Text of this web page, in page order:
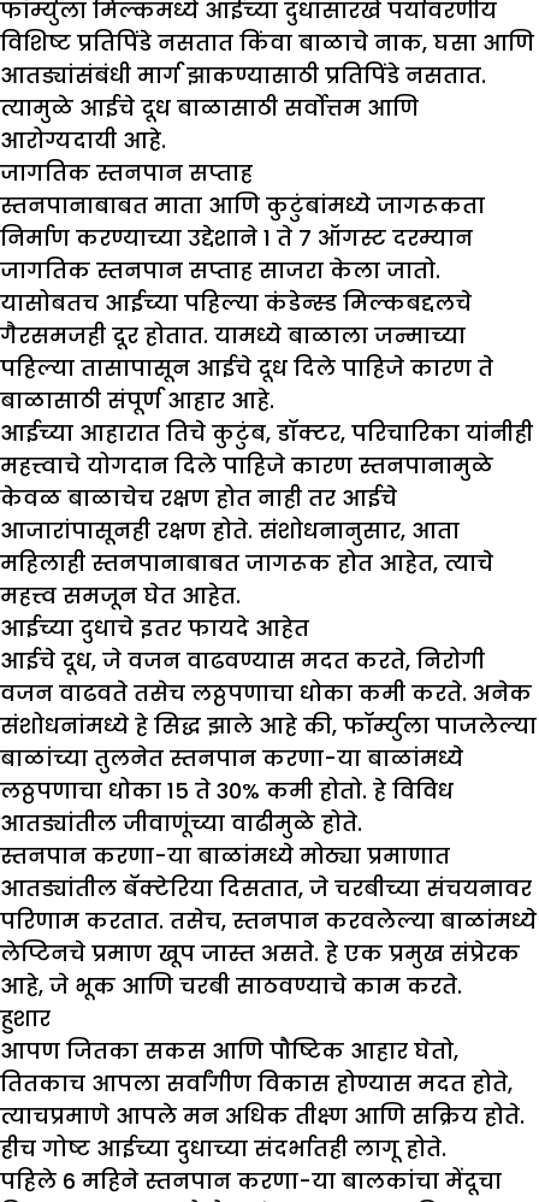
फॉर्म्युला मिल्कमध्ये आईच्या दुधासारखे पर्यावरणीय
विशिष्ट प्रतिपिंडे नसतात किंवा बाळाचे नाक, घसा आणि
आतड्यांसंबंधी मार्ग झाकण्यासाठी प्रतिपिंडे नसतात.
त्यामुळे आईचे दूध बाळासाठी सर्वोत्तम आणि
आरोग्यदायी आहे.
जागतिक स्तनपान सप्ताह
स्तनपानाबाबत माता आणि कुटुंबांमध्ये जागरूकता
निर्माण करण्याच्या उद्देशाने 1 ते 7 ऑगस्ट दरम्यान
जागतिक स्तनपान सप्ताह साजरा केला जातो.
यासोबतच आईच्या पहिल्या कंडेन्स्ड मिल्कबद्दलचे
गैरसमजही दूर होतात. यामध्ये बाळाला जन्माच्या
पहिल्या तासापासून आईचे दूध दिले पाहिजे कारण ते
बाळासाठी संपूर्ण आहार आहे.
आईच्या आहारात तिचे कुटुंब, डॉक्टर, परिचारिका यांनीही
महत्त्वाचे योगदान दिले पाहिजे कारण स्तनपानामुळे
केवळ बाळाचेच रक्षण होत नाही तर आईचे
आजारांपासूनही रक्षण होते. संशोधनानुसार, आता
महिलाही स्तनपानाबाबत जागरूक होत आहेत, त्याचे
महत्त्व समजून घेत आहेत.
आईच्या दुधाचे इतर फायदे आहेत
आईचे दूध, जे वजन वाढवण्यास मदत करते, निरोगी
वजन वाढवते तसेच लठ्ठपणाचा धोका कमी करते. अनेक
संशोधनांमध्ये हे सिद्ध झाले आहे की, फॉर्म्युला पाजलेल्या
बाळांच्या तुलनेत स्तनपान करणा-या बाळांमध्ये
लठ्ठपणाचा धोका 15 ते 30% कमी होतो. हे विविध
आतड्यांतील जीवाणूंच्या वाढीमुळे होते.
स्तनपान करणा-या बाळांमध्ये मोठ्या प्रमाणात
आतड्यांतील बॅक्टेरिया दिसतात, जे चरबीच्या संचयनावर
परिणाम करतात. तसेच, स्तनपान करवलेल्या बाळांमध्ये
लेप्टिनचे प्रमाण खूप जास्त असते. हे एक प्रमुख संप्रेरक
आहे, जे भूक आणि चरबी साठवण्याचे काम करते.
हुशार
आपण जितका सकस आणि पौष्टिक आहार घेतो,
तितकाच आपला सर्वांगीण विकास होण्यास मदत होते,
त्याचप्रमाणे आपले मन अधिक तीक्ष्ण आणि सक्रिय होते.
हीच गोष्ट आईच्या दुधाच्या संदर्भातही लागू होते.
पहिले 6 महिने स्तनपान करणा-या बालकांचा मेंदूचा